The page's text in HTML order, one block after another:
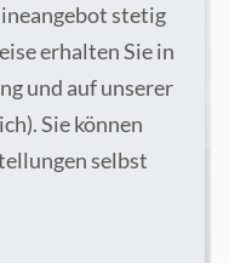
stetig
erhalten Sie in
und auf unserer
Sie können
selbst